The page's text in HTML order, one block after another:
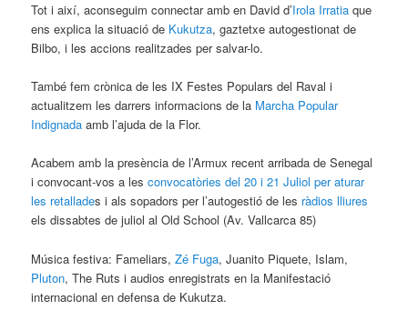
Tot i així, aconseguim connectar amb en David d’Irola Irratia que
ens explica la situació de Kukutza, gaztetxe autogestionat de
Bilbo, i les accions realitzades per salvar-lo.
També fem crònica de les IX Festes Populars del Raval i
actualitzem les darrers informacions de la Marcha Popular
Indignada amb l’ajuda de la Flor.
Acabem amb la presència de l’Armux recent arribada de Senegal
i convocant-vos a lesconvocatòries del 20 i 21 Juliol per aturar
les retallades i als sopadors per l’autogestió de les ràdios lliures
els dissabtes de juliol al Old School (Av. Vallcarca 85)
Música festiva: Fameliars,Zé Fuga, Juanito Piquete, Islam,
Pluton, The Ruts i audios enregistrats en la Manifestació
internacional en defensa de Kukutza.